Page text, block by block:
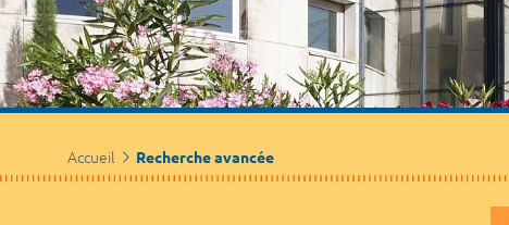
Accueil Recherche avancée